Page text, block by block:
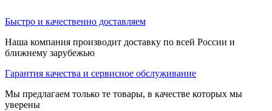
Быстро и качественно доставляем
Наша компания производит доставку по всей России и
ближнему зарубежью
Гарантия качества и сервисное обслуживание
Мы предлагаем только те товары, в качестве которых мы
уверены